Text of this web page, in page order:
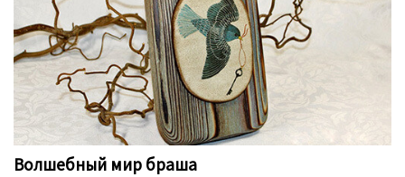
Волшебный мир браша